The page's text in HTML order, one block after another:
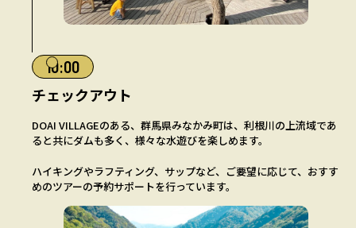
10:00
チェックアウト
DOAI VILLAGEのある、群馬県みなかみ町は、利根川の上流域であ
ると共にダムも多く、様々な水遊びを楽しめます。
ハイキングやラフティング、サップなど、ご要望に応じて、おすす
めのツアーの予約サポートを行っています。